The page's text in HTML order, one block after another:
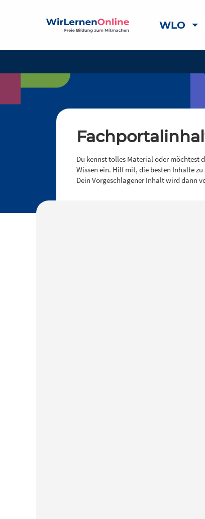
WLO
Du kennst tolles Material oder möchtest
Wissen ein. Hilf mit, die besten Inhalte
Dein Vorgeschlagener Inhalt wird dann